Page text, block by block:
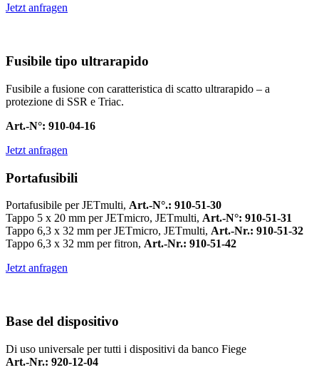
Jetzt anfragen
Fusibile tipo ultrarapido
Fusibile a fusione con caratteristica di scatto ultrarapido – a
protezione di SSR e Triac.
Art.-N°: 910-04-16
Jetzt anfragen
Portafusibili
Portafusibile per JETmulti, Art.-N°.: 910-51-30
Tappo 5 x 20 mm per JETmicro, JETmulti, Art.-N°: 910-51-31
Tappo 6,3 x 32 mm per JETmicro, JETmulti, Art.-Nr.: 910-51-32
Tappo 6,3 x 32 mm per fitron, Art.-Nr.: 910-51-42
Jetzt anfragen
Base del dispositivo
Di uso universale per tutti i dispositivi da banco Fiege
Art.-Nr.: 920-12-04